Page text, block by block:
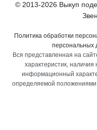
© 2013-2026 Выкуп
Политика обработки
персональных
Вся представленная на
характеристик, наличия
информационный
определяемой положениями